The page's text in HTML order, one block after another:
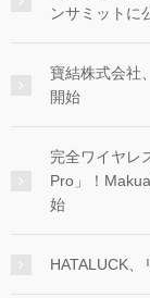
ンサミットに
寶結株式会社
開始
完全ワイヤレ
Pro」！
始
HATALUCK